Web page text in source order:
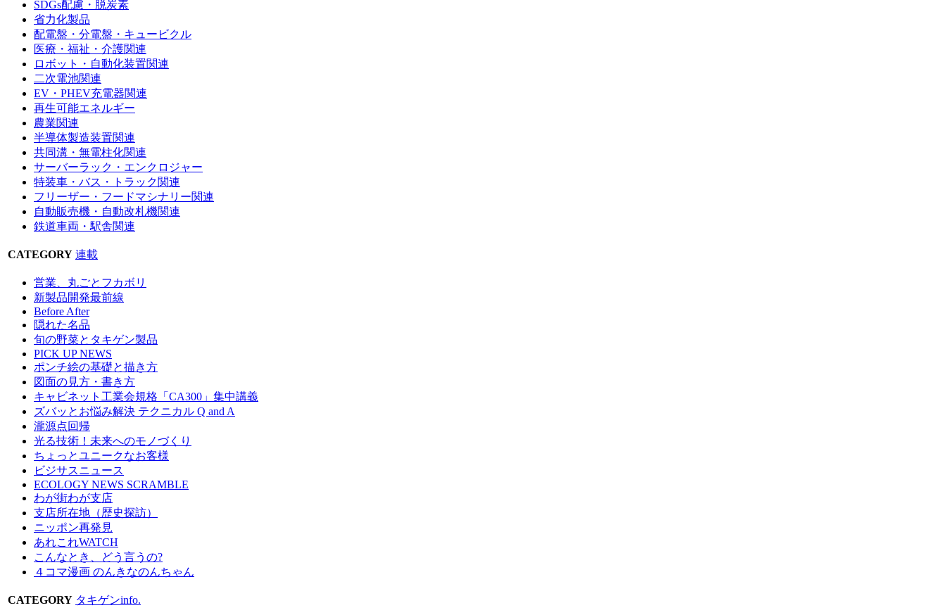
SDGs配慮・脱炭素
省力化製品
配電盤・分電盤・キュービクル
医療・福祉・介護関連
ロボット・自動化装置関連
二次電池関連
EV・PHEV充電器関連
再生可能エネルギー
農業関連
半導体製造装置関連
共同溝・無電柱化関連
サーバーラック・エンクロジャー
特装車・バス・トラック関連
フリーザー・フードマシナリー関連
自動販売機・自動改札機関連
鉄道車両・駅舎関連
CATEGORY 連載
営業、丸ごとフカボリ
新製品開発最前線
Before After
隠れた名品
旬の野菜とタキゲン製品
PICK UP NEWS
ポンチ絵の基礎と描き方
図面の見方・書き方
キャビネット工業会規格「CA300」集中講義
ズバッとお悩み解決 テクニカル Q and A
瀧源点回帰
光る技術！未来へのモノづくり
ちょっとユニークなお客様
ビジサスニュース
ECOLOGY NEWS SCRAMBLE
わが街わが支店
支店所在地（歴史探訪）
ニッポン再発見
あれこれWATCH
こんなとき、どう言うの?
４コマ漫画 のんきなのんちゃん
CATEGORY タキゲンinfo.